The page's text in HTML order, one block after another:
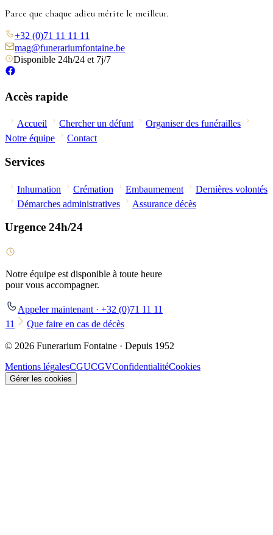
Parce que chaque adieu mérite le meilleur.
+32 (0)71 11 11 11
mag@funerariumfontaine.be
Disponible 24h/24 et 7j/7
Accès rapide
Accueil Chercher un défunt
Organiser des funérailles
Notre équipe
Contact
Services
Inhumation Crémation Embaumement
Dernières volontés
Démarches administratives
Assurance décès
Urgence 24h/24
Notre équipe est disponible à toute heure
pour vous accompagner.
Appeler maintenant · +32 (0)71 11 11
11
Que faire en cas de décès
© 2026 Funerarium Fontaine · Depuis 1952
Mentions légalesCGUCGVConfidentialitéCookies
Gérer les cookies